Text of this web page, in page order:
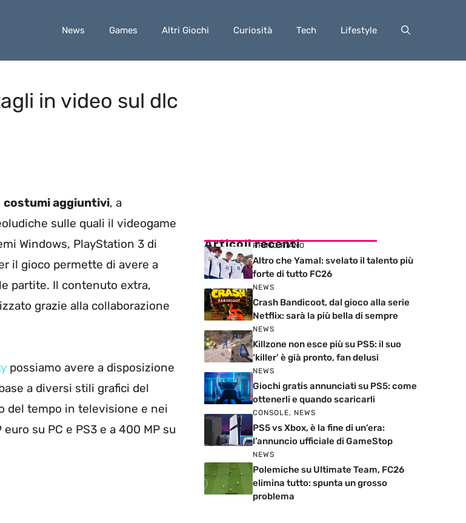
News Games Altri Giochi Curiosità Tech Lifestyle
in video sul dlc
costumi aggiuntivi, a
sulle quali il videogame
Windows, PlayStation 3 di
il gioco permette di avere a
partite. Il contenuto extra,
grazie alla collaborazione
possiamo avere a disposizione
a diversi stili grafici del
del tempo in televisione e nei
su PC e PS3 e a 400 MP su
Articoli recenti
PRIMO PIANO
Altro che Yamal: svelato il talento più
forte di tutto FC26
NEWS
Crash Bandicoot, dal gioco alla serie
Netflix: sarà la più bella di sempre
NEWS
Killzone non esce più su PS5: il suo
‘killer’ è già pronto, fan delusi
NEWS
Giochi gratis annunciati su PS5: come
ottenerli e quando scaricarli
CONSOLE, NEWS
PS5 vs Xbox, è la fine di un’era:
l’annuncio ufficiale di GameStop
NEWS
Polemiche su Ultimate Team, FC26
elimina tutto: spunta un grosso
problema